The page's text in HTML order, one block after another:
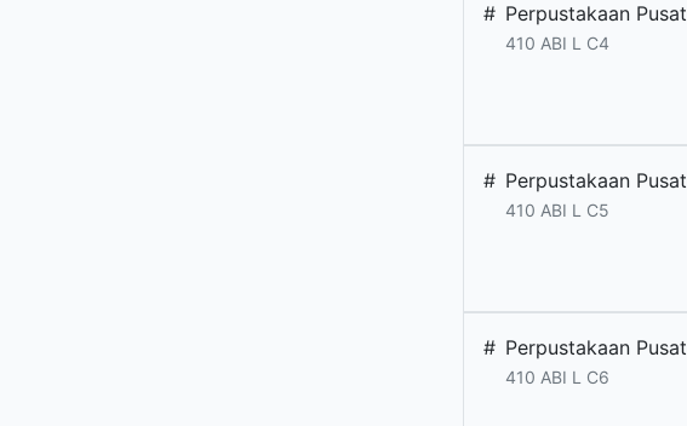
# Perpustakaan Pusat
410 ABI L C4
# Perpustakaan Pusat
410 ABI L C5
# Perpustakaan Pusat
410 ABI L C6